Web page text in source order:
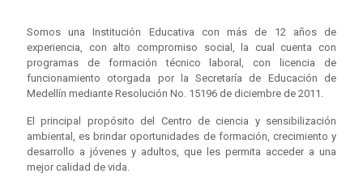
Somos una Institución Educativa con más de 12 años de
experiencia, con alto compromiso social, la cual cuenta con
programas de formación técnico laboral, con licencia de
funcionamiento otorgada por la Secretaría de Educación de
Medellín mediante Resolución No. 15196 de diciembre de 2011.
El principal propósito del Centro de ciencia y sensibilización
ambiental, es brindar oportunidades de formación, crecimiento y
desarrollo a jóvenes y adultos, que les permita acceder a una
mejor calidad de vida.